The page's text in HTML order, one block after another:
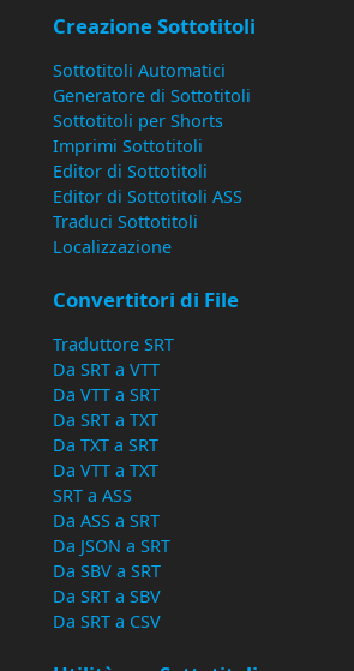
Creazione Sottotitoli
Sottotitoli Automatici
Generatore di Sottotitoli
Sottotitoli per Shorts
Imprimi Sottotitoli
Editor di Sottotitoli
Editor di Sottotitoli ASS
Traduci Sottotitoli
Localizzazione
Convertitori di File
Traduttore SRT
Da SRT a VTT
Da VTT a SRT
Da SRT a TXT
Da TXT a SRT
Da VTT a TXT
SRT a ASS
Da ASS a SRT
Da JSON a SRT
Da SBV a SRT
Da SRT a SBV
Da SRT a CSV